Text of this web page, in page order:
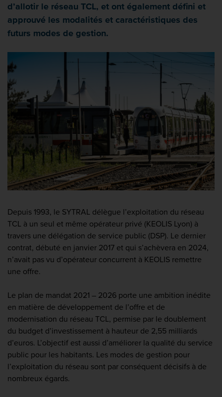
d’allotir le réseau TCL, et ont également défini et
approuvé les modalités et caractéristiques des
futurs modes de gestion.
Depuis 1993, le SYTRAL délègue l’exploitation du réseau
TCL à un seul et même opérateur privé (KEOLIS Lyon) à
travers une délégation de service public (DSP). Le dernier
contrat, débuté en janvier 2017 et qui s’achèvera en 2024,
n’avait pas vu d’opérateur concurrent à KEOLIS remettre
une offre.
Le plan de mandat 2021 – 2026 porte une ambition inédite
en matière de développement de l’offre et de
modernisation du réseau TCL, permise par le doublement
du budget d’investissement à hauteur de 2,55 milliards
d’euros. L’objectif est aussi d’améliorer la qualité du service
public pour les habitants. Les modes de gestion pour
l’exploitation du réseau sont par conséquent décisifs à de
nombreux égards.